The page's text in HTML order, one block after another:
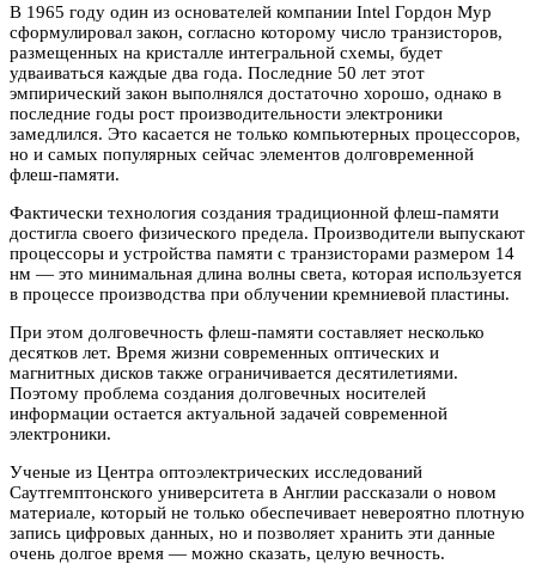
В 1965 году один из основателей компании Intel Гордон Мур
сформулировал закон, согласно которому число транзисторов,
размещенных на кристалле интегральной схемы, будет
удваиваться каждые два года. Последние 50 лет этот
эмпирический закон выполнялся достаточно хорошо, однако в
последние годы рост производительности электроники
замедлился. Это касается не только компьютерных процессоров,
но и самых популярных сейчас элементов долговременной
флеш-памяти.
Фактически технология создания традиционной флеш-памяти
достигла своего физического предела. Производители выпускают
процессоры и устройства памяти с транзисторами размером 14
нм — это минимальная длина волны света, которая используется
в процессе производства при облучении кремниевой пластины.
При этом долговечность флеш-памяти составляет несколько
десятков лет. Время жизни современных оптических и
магнитных дисков также ограничивается десятилетиями.
Поэтому проблема создания долговечных носителей
информации остается актуальной задачей современной
электроники.
Ученые из Центра оптоэлектрических исследований
Саутгемптонского университета в Англии рассказали о новом
материале, который не только обеспечивает невероятно плотную
запись цифровых данных, но и позволяет хранить эти данные
очень долгое время — можно сказать, целую вечность.